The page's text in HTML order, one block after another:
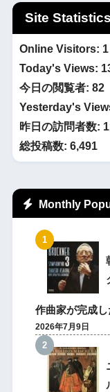
Site
Online Visitors: 1
Today's Views:
今日の閲覧者: 82
Yesterday's
昨日の訪問者数:
総投稿数: 6,491
Monthly
作曲家が完成
2026年7月9日